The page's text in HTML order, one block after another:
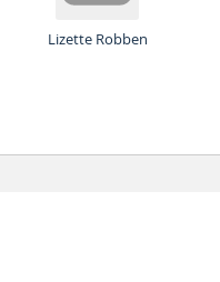
Lizette Robben